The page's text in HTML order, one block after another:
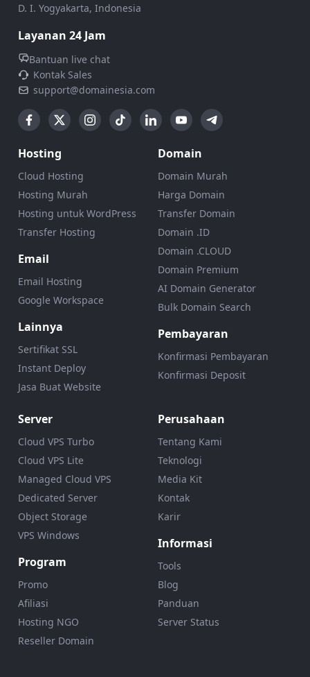
D. I. Yogyakarta, Indonesia
Layanan 24 Jam
Bantuan live chat
Kontak Sales
support@domainesia.com
Hosting
Cloud Hosting
Hosting Murah
Hosting untuk WordPress
Transfer Hosting
Email
Email Hosting
Google Workspace
Lainnya
Sertifikat SSL
Instant Deploy
Jasa Buat Website
Domain
Domain Murah
Harga Domain
Transfer Domain
Domain .ID
Domain .CLOUD
Domain Premium
AI Domain Generator
Bulk Domain Search
Pembayaran
Konfirmasi Pembayaran
Konfirmasi Deposit
Server
Cloud VPS Turbo
Cloud VPS Lite
Managed Cloud VPS
Dedicated Server
Object Storage
VPS Windows
Program
Promo
Afiliasi
Hosting NGO
Reseller Domain
Perusahaan
Tentang Kami
Teknologi
Media Kit
Kontak
Karir
Informasi
Tools
Blog
Panduan
Server Status